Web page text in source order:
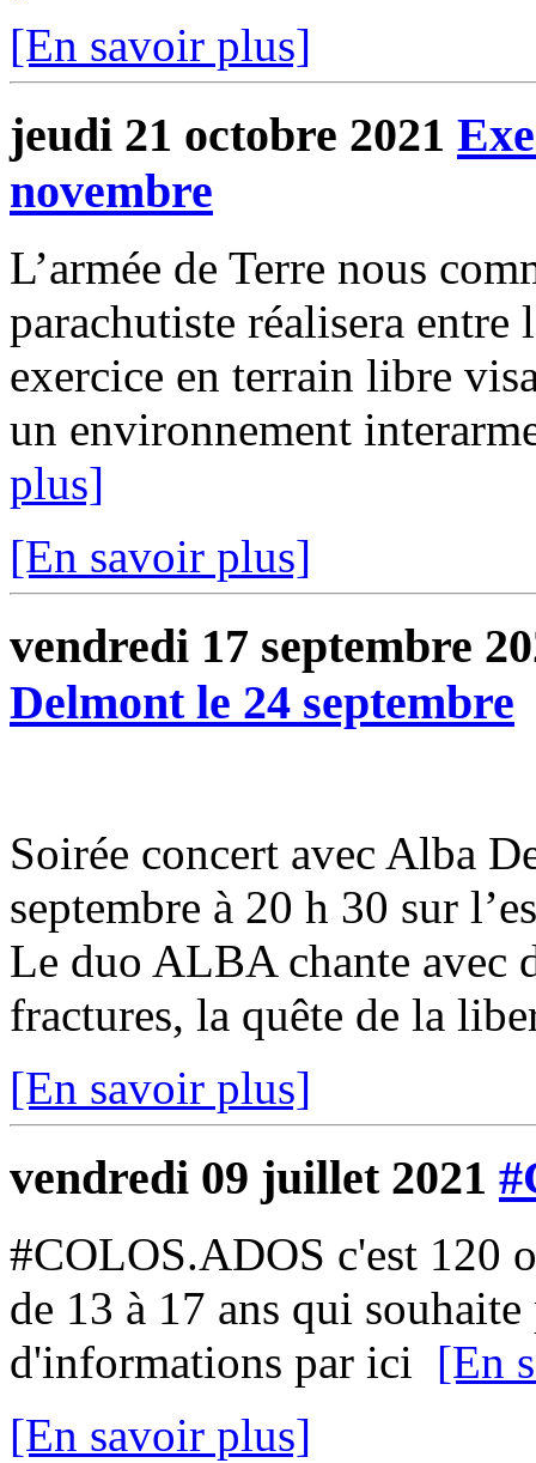
[En savoir plus]
jeudi 21 octobre 2021
novembre
L’armée de Terre nous
parachutiste réalisera
exercice en terrain libre
un environnement
plus]
[En savoir plus]
vendredi 17 septembre
Delmont le 24 septembre
Soirée concert avec Alba
septembre à 20 h 30 sur
Le duo ALBA chante avec
fractures, la quête de la
[En savoir plus]
vendredi 09 juillet 2021
#COLOS.ADOS c'est 120
de 13 à 17 ans qui
d'informations par ici [En
[En savoir plus]